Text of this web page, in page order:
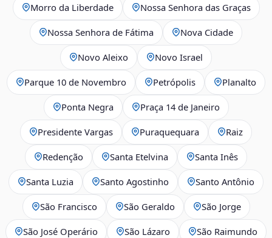
Morro da Liberdade Nossa Senhora das Graças
Nossa Senhora de Fátima Nova Cidade
Novo Aleixo Novo Israel
Parque 10 de Novembro Petrópolis Planalto
Ponta Negra Praça 14 de Janeiro
Presidente Vargas Puraquequara Raiz
Redenção Santa Etelvina Santa Inês
Santa Luzia Santo Agostinho Santo Antônio
São Francisco São Geraldo São Jorge
São José Operário São Lázaro São Raimundo